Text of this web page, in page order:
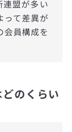
連盟が多い
って差異が
会員構成を
のくらい